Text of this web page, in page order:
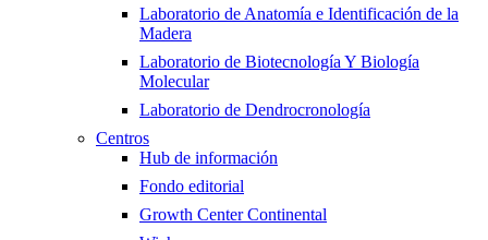
Laboratorio de Anatomía e Identificación de la
Madera
Laboratorio de Biotecnología Y Biología
Molecular
Laboratorio de Dendrocronología
Centros
Hub de información
Fondo editorial
Growth Center Continental